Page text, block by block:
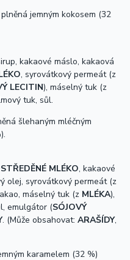
jemným kokosem (32
kakaové máslo, kakaová
, syrovátkový permeát (z
LECITIN), máselný tuk (z
tuk, sůl.
šlehaným mléčným
MLÉKO, kakaové
olej, syrovátkový permeát (z
máselný tuk (z MLÉKA),
emulgátor (SÓJOVÝ
. (Může obsahovat:ARAŠÍDY,
karamelem (32 %)